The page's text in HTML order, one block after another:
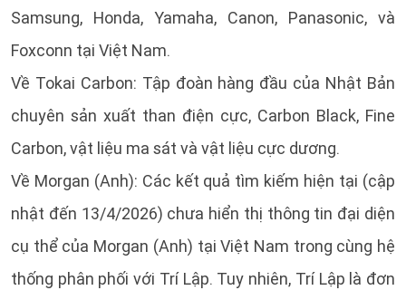
Samsung, Honda, Yamaha, Canon, Panasonic, và
Foxconn tại Việt Nam.
Về Tokai Carbon: Tập đoàn hàng đầu của Nhật Bản
chuyên sản xuất than điện cực, Carbon Black, Fine
Carbon, vật liệu ma sát và vật liệu cực dương.
Về Morgan (Anh): Các kết quả tìm kiếm hiện tại (cập
nhật đến 13/4/2026) chưa hiển thị thông tin đại diện
cụ thể của Morgan (Anh) tại Việt Nam trong cùng hệ
thống phân phối với Trí Lập. Tuy nhiên, Trí Lập là đơn